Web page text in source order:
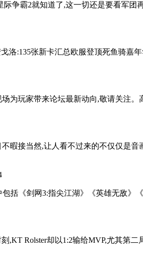
争霸2就知道了,这一切还是要看军团
:135张新卡汇总欧服登顶死鱼骑嘉
玩家带来论坛最新动向,敬请关注。
暇接当然,让人看不过来的不仅仅是
括《剑网3:指尖江湖》《英雄无敌》
,KT Rolster却以1:2输给MVP,尤其第二